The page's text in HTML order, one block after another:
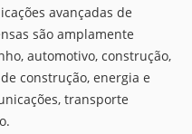
avançadas de
são amplamente
automotivo, construção,
construção, energia e
transporte